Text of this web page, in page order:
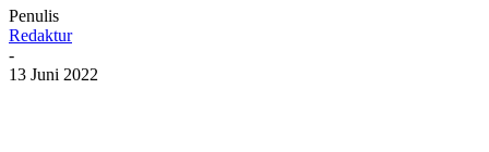
Penulis
Redaktur
-
13 Juni 2022